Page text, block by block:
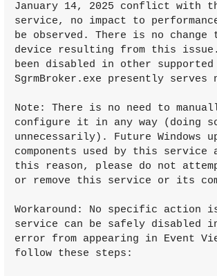
January 14, 2025 conflict
service, no impact to
be observed. There is no
device resulting from this
been disabled in other
SgrmBroker.exe presently serves
Note: There is no need to
configure it in any way (doing
unnecessarily). Future
components used by this service
this reason, please do not
or remove this service or its
Workaround: No specific action
service can be safely disabled
error from appearing in Event
follow these steps: